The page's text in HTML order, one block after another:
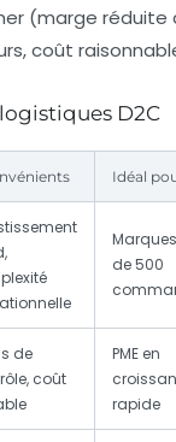
(marge réduite
coût
D2C
Idéal
de 500
de
coût
PME en
rapide